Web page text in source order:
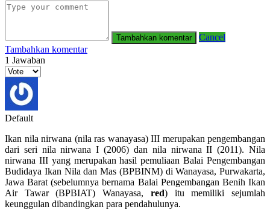
Cancel
Tambahkan komentar
1 Jawaban
Default
Ikan nila nirwana (nila ras wanayasa) III merupakan pengembangan
dari seri nila nirwana I (2006) dan nila nirwana II (2011). Nila
nirwana III yang merupakan hasil pemuliaan Balai Pengembangan
Budidaya Ikan Nila dan Mas (BPBINM) di Wanayasa, Purwakarta,
Jawa Barat (sebelumnya bernama Balai Pengembangan Benih Ikan
Air Tawar (BPBIAT) Wanayasa, red) itu memiliki sejumlah
keunggulan dibandingkan para pendahulunya.